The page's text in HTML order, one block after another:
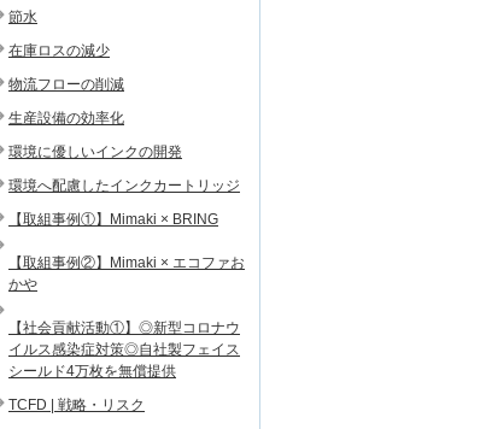
節水
在庫ロスの減少
物流フローの削減
生産設備の効率化
環境に優しいインクの開発
環境へ配慮したインクカートリッジ
【取組事例①】Mimaki × BRING
【取組事例②】Mimaki × エコファお
かや
【社会貢献活動①】◎新型コロナウ
イルス感染症対策◎自社製フェイス
シールド4万枚を無償提供
TCFD | 戦略・リスク